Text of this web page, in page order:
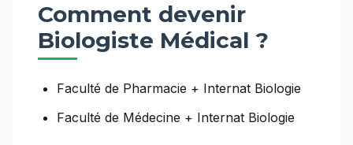
Comment devenir
Biologiste Médical ?
Faculté de Pharmacie + Internat Biologie
Faculté de Médecine + Internat Biologie